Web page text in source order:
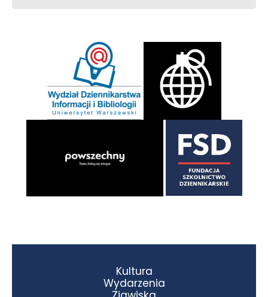
Kultura
Wydarzenia